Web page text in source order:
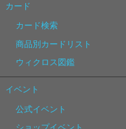
カード
カード検索
商品別カードリスト
ウィクロス図鑑
イベント
公式イベント
ショップイベント